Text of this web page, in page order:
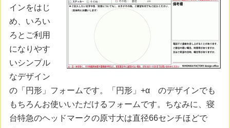
インをはじ
め、いろい
ろとご利用
になりやす
いシンプル
なデザイン
の「円形」フォームです。「円形」+α のデザインでも
もちろんお使いいただけるフォームです。ちなみに、寝
台特急のヘッドマークの原寸大は直径66センチほどで